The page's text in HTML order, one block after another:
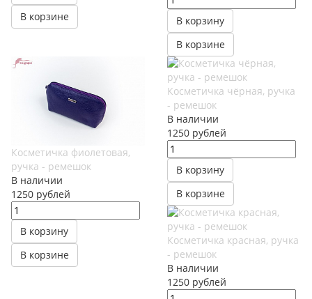
В корзине
В корзину
В корзине
Косметичка фиолетовая,
ручка - ремешок
В наличии
1250 рублей
В корзину
В корзине
Косметичка чёрная, ручка
- ремешок
В наличии
1250 рублей
В корзину
В корзине
Косметичка красная, ручка
- ремешок
В наличии
1250 рублей